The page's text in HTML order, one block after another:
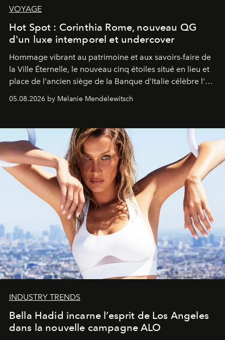
VOYAGE
Hot Spot : Corinthia Rome, nouveau QG
d'un luxe intemporel et undercover
Hommage vibrant au patrimoine et aux savoirs-faire de
la Ville Éternelle, le nouveau cinq étoiles situé en lieu et
place de l'ancien siège de la Banque d'Italie célèbre l'art
de vivre Romain dans toute son élégance intemporelle.
05.08.2026 by Melanie Mendelewitsch
INDUSTRY TRENDS
Bella Hadid incarne l’esprit de Los Angeles
dans la nouvelle campagne ALO